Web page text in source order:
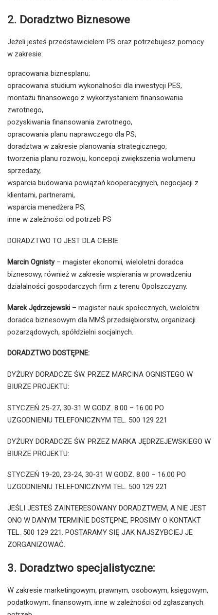
2. Doradztwo Biznesowe
Jeżeli jesteś przedstawicielem PS oraz potrzebujesz pomocy
w zakresie:
opracowania biznesplanu;
opracowania studium wykonalności dla inwestycji PES,
montażu finansowego z wykorzystaniem finansowania
zwrotnego,
pozyskiwania finansowania zwrotnego,
opracowania planu naprawczego dla PS,
doradztwa w zakresie planowania strategicznego,
tworzenia planu rozwoju, koncepcji zwiększenia wolumenu
sprzedaży,
wsparcia budowania powiązań kooperacyjnych, negocjacji z
klientami, partnerami,
wsparcia menedżera PS,
inne w zależności od potrzeb PS
DORADZTWO TO JEST DLA CIEBIE
Marcin Ognisty– magister ekonomii, wieloletni doradca
biznesowy, również w zakresie wspierania w prowadzeniu
działalności gospodarczych firm z terenu Opolszczyzny.
Marek Jędrzejewski – magister nauk społecznych, wieloletni
doradca biznesowym dla MMŚ przedsiębiorstw, organizacji
pozarządowych, spółdzielni socjalnych.
DORADZTWO DOSTĘPNE:
DYŻURY DORADCZE ŚW. PRZEZ MARCINA OGNISTEGO W
BIURZE PROJEKTU:
STYCZEŃ 25-27, 30-31 W GODZ. 8.00 – 16.00 PO
UZGODNIENIU TELEFONICZNYM TEL. 500 129 221
DYŻURY DORADCZE ŚW. PRZEZ MARKA JĘDRZEJEWSKIEGO W
BIURZE PROJEKTU:
STYCZEŃ 19-20, 23-24, 30-31 W GODZ. 8.00 – 16.00 PO
UZGODNIENIU TELEFONICZNYM TEL. 500 129 221
JEŚLI JESTEŚ ZAINTERESOWANY DORADZTWEM, A NIE JEST
ONO W DANYM TERMINIE DOSTĘPNE, PROSIMY O KONTAKT
TEL. 500 129 221. POSTARAMY SIĘ JAK NAJSZYBCIEJ JE
ZORGANIZOWAĆ.
3. Doradztwo specjalistyczne:
W zakresie marketingowym, prawnym, osobowym, księgowym,
podatkowym, finansowym, inne w zależności od zgłaszanych